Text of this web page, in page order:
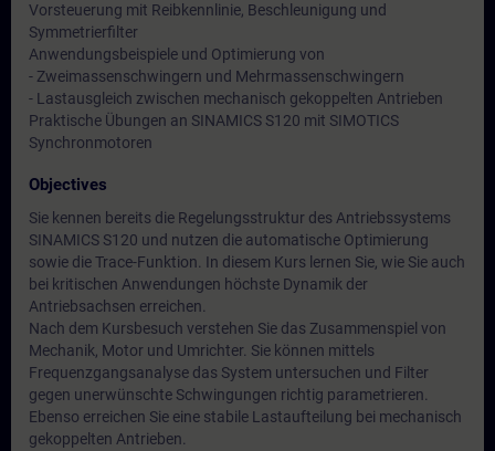
Vorsteuerung mit Reibkennlinie, Beschleunigung und
Symmetrierfilter
Anwendungsbeispiele und Optimierung von
- Zweimassenschwingern und Mehrmassenschwingern
- Lastausgleich zwischen mechanisch gekoppelten Antrieben
Praktische Übungen an SINAMICS S120 mit SIMOTICS
Synchronmotoren
Objectives
Sie kennen bereits die Regelungsstruktur des Antriebssystems
SINAMICS S120 und nutzen die automatische Optimierung
sowie die Trace-Funktion. In diesem Kurs lernen Sie, wie Sie auch
bei kritischen Anwendungen höchste Dynamik der
Antriebsachsen erreichen.
Nach dem Kursbesuch verstehen Sie das Zusammenspiel von
Mechanik, Motor und Umrichter. Sie können mittels
Frequenzgangsanalyse das System untersuchen und Filter
gegen unerwünschte Schwingungen richtig parametrieren.
Ebenso erreichen Sie eine stabile Lastaufteilung bei mechanisch
gekoppelten Antrieben.